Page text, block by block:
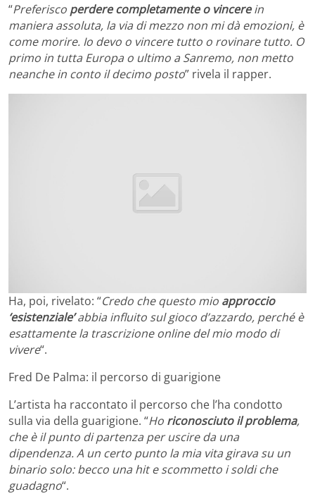
“Preferisco perdere completamente o vincerein
maniera assoluta, la via di mezzo non mi dà emozioni, è
come morire. Io devo o vincere tutto o rovinare tutto. O
primo in tutta Europa o ultimo a Sanremo, non metto
neanche in conto il decimo posto” rivela il rapper.
Ha, poi, rivelato: “Credo che questo mio approccio
‘esistenziale’abbia influito sul gioco d’azzardo, perché è
esattamente la trascrizione online del mio modo di
vivere“.
Fred De Palma: il percorso di guarigione
L’artista ha raccontato il percorso che l’ha condotto
sulla via della guarigione. “Ho riconosciuto il problema,
che è il punto di partenza per uscire da una
dipendenza. A un certo punto la mia vita girava su un
binario solo: becco una hit e scommetto i soldi che
guadagno“.